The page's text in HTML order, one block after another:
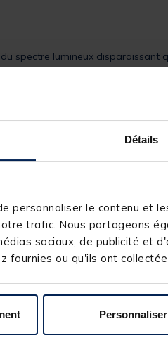
Détails
personnaliser le contenu et
trafic. Nous partageons
sociaux, de publicité et
fournies ou qu'ils ont
Personnaliser
spectre lumineux disparaissant
PVDF dont l’indice de
vous permettra de pêcher sur
des carnassiers ou aux
en bas de ligne pour
en très larges bobines
: discrétion !